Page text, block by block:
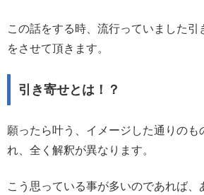
この話をする時、流行っていました引
をさせて頂きます。
引き寄せとは！？
願ったら叶う、イメージした通りの
れ、全く解釈が異なります。
こう思っている事が多いのであれば、